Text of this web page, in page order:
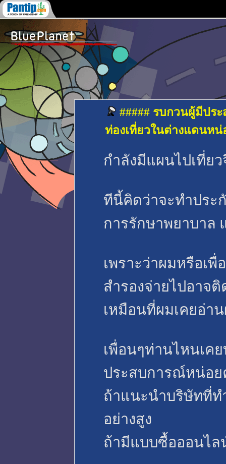
##### รบกวนผู้มีปร
ท่องเที่ยวในต่างแดนหน่
กำลังมีแผนไปเที่ย
ทีนี้คิดว่าจะทำประ
การรักษาพยาบาล
เพราะว่าผมหรือเพื่
สำรองจ่ายไปอาจ
เหมือนที่ผมเคยอ่า
เพื่อนๆท่านไหนเค
ประสบการณ์หน่อย
ถ้าแนะนำบริษัทที่ท
อย่างสูง
ถ้ามีแบบซื้อออนไล